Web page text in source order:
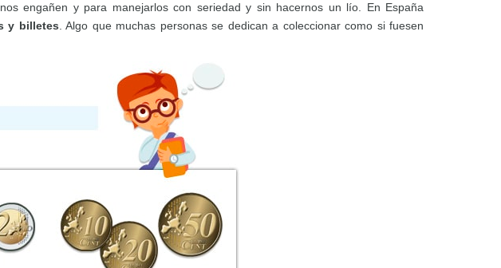
engañen y para manejarlos con seriedad y sin hacernos un lío. En España
y billetes. Algo que muchas personas se dedican a coleccionar como si fuesen